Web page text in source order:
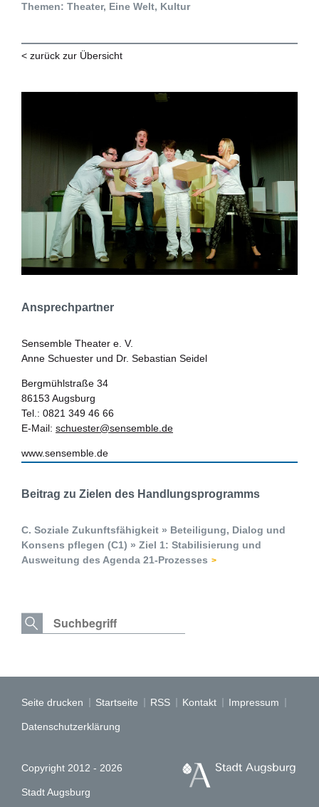
Themen: Theater, Eine Welt, Kultur
< zurück zur Übersicht
Ansprechpartner
Sensemble Theater e. V.
Anne Schuester und Dr. Sebastian Seidel
Bergmühlstraße 34
86153 Augsburg
Tel.: 0821 349 46 66
E-Mail: schuester@sensemble.de
www.sensemble.de
Beitrag zu Zielen des Handlungsprogramms
C. Soziale Zukunftsfähigkeit » Beteiligung, Dialog und
Konsens pflegen (C1) » Ziel 1: Stabilisierung und
Ausweitung des Agenda 21-Prozesses
Seite drucken Startseite RSS Kontakt Impressum
Datenschutzerklärung
Copyright 2012 - 2026
Stadt Augsburg